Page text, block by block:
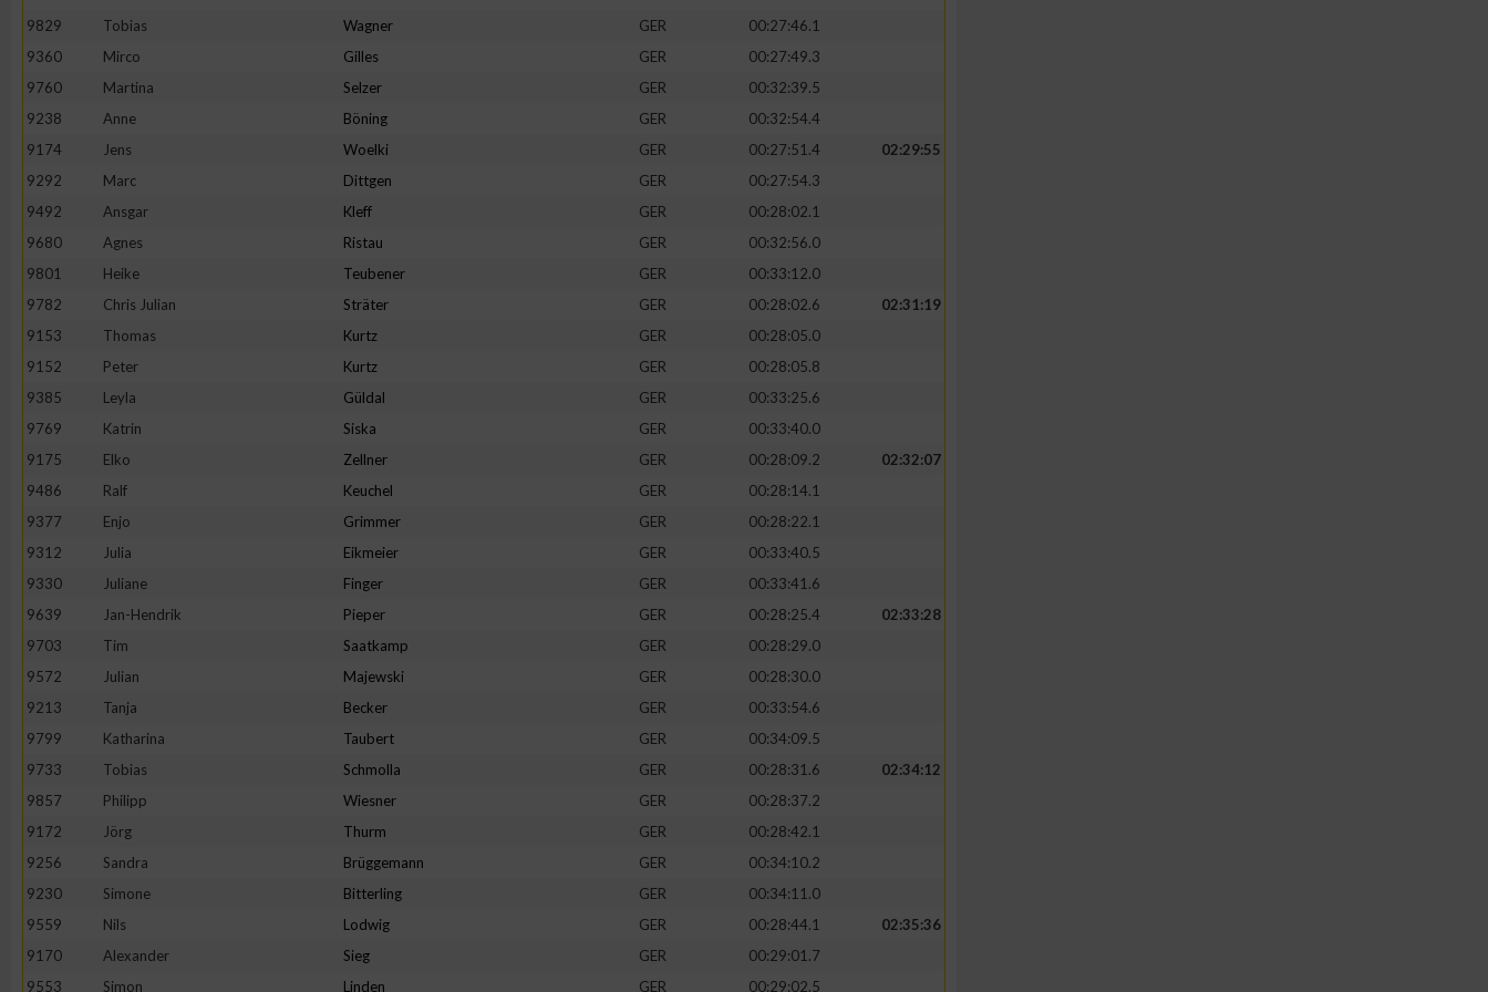
9829
Tobias Wagner GER
00:27:46.1
9360
Mirco Gilles GER
00:27:49.3
9760
Martina Selzer GER
00:32:39.5
9238
Anne Böning GER
00:32:54.4
9174
Jens Woelki GER 00:27:51.4
02:29:55
9292
Marc Dittgen GER
00:27:54.3
9492
Ansgar Kleff GER
00:28:02.1
9680
Agnes Ristau GER
00:32:56.0
9801
Heike Teubener GER
00:33:12.0
9782
Chris Julian Sträter GER 00:28:02.6
02:31:19
9153
Thomas Kurtz GER
00:28:05.0
9152
Peter Kurtz GER
00:28:05.8
9385
Leyla Güldal GER
00:33:25.6
9769
Katrin Siska GER
00:33:40.0
9175
Elko Zellner GER 00:28:09.2
02:32:07
9486
Ralf Keuchel GER
00:28:14.1
9377
Enjo Grimmer GER
00:28:22.1
9312
Julia Eikmeier GER
00:33:40.5
9330
Juliane Finger GER
00:33:41.6
9639
Jan-Hendrik Pieper GER 00:28:25.4
02:33:28
9703
Tim Saatkamp GER
00:28:29.0
9572
Julian Majewski GER
00:28:30.0
9213
Tanja Becker GER
00:33:54.6
9799
Katharina Taubert GER
00:34:09.5
9733
Tobias Schmolla GER 00:28:31.6
02:34:12
9857
Philipp Wiesner GER
00:28:37.2
9172
Jörg Thurm GER
00:28:42.1
9256
Sandra Brüggemann GER
00:34:10.2
9230
Simone Bitterling GER
00:34:11.0
9559
Nils Lodwig GER 00:28:44.1
02:35:36
9170
Alexander Sieg GER
00:29:01.7
9553
Simon Linden GER 00:29:02.5
Verwendung von Profilen zur Auswahl personalisierter Inhalte
Messung der Werbeleistung
Messung der Performance von Inhalten
Analyse von Zielgruppen durch Statistiken oder Kombinationen von Daten aus
verschiedenen Quellen
Verwendung reduzierter Daten zur Auswahl von Inhalten
Verwendung genauer Standortdaten
Geräte anhand von aktiv angeforderten Informationen identifizieren
Notwendig
Performance
Werbung